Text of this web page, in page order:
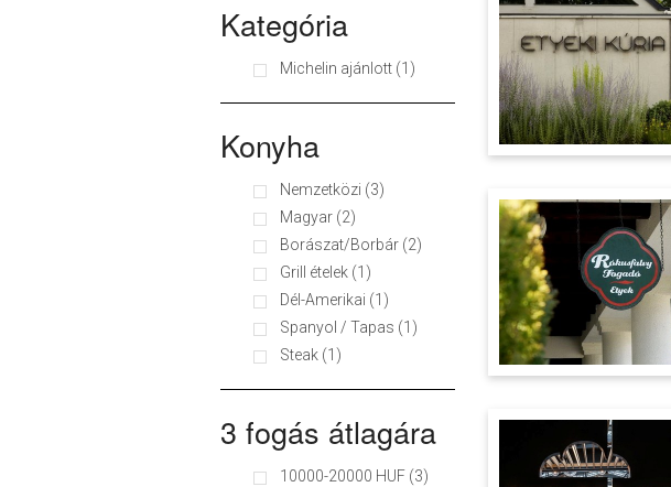
Kategória
Michelin ajánlott (1)
Konyha
Nemzetközi (3)
Magyar (2)
Borászat/Borbár (2)
Grill ételek (1)
Dél-Amerikai (1)
Spanyol / Tapas (1)
Steak (1)
3 fogás átlagára
10000-20000 HUF (3)